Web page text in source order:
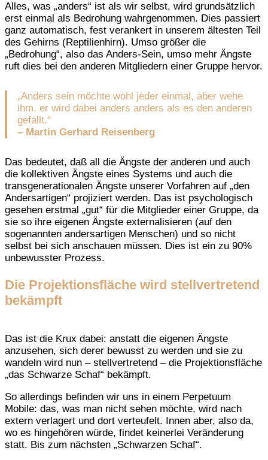
Alles, was „anders“ ist als wir selbst, wird grundsätzlich
erst einmal als Bedrohung wahrgenommen. Dies passiert
ganz automatisch, fest verankert in unserem ältesten Teil
des Gehirns (Reptilienhirn). Umso größer die
„Bedrohung“, also das Anders-Sein, umso mehr Ängste
ruft dies bei den anderen Mitgliedern einer Gruppe hervor.
„Anders sein möchte wohl jeder einmal, aber wehe
ihm, er wird dabei anders anders als es den anderen
gefällt.“
– Martin Gerhard Reisenberg
Das bedeutet, daß all die Ängste der anderen und auch
die kollektiven Ängste eines Systems und auch die
transgenerationalen Ängste unserer Vorfahren auf „den
Andersartigen“ projiziert werden. Das ist psychologisch
gesehen erstmal „gut“ für die Mitglieder einer Gruppe, da
sie so ihre eigenen Ängste externalisieren (auf den
sogenannten andersartigen Menschen) und so nicht
selbst bei sich anschauen müssen. Dies ist ein zu 90%
unbewusster Prozess.
Die Projektionsfläche wird stellvertretend
bekämpft
Das ist die Krux dabei: anstatt die eigenen Ängste
anzusehen, sich derer bewusst zu werden und sie zu
wandeln wird nun – stellvertretend – die Projektionsfläche
„das Schwarze Schaf“ bekämpft.
So allerdings befinden wir uns in einem Perpetuum
Mobile: das, was man nicht sehen möchte, wird nach
extern verlagert und dort verteufelt. Innen aber, also da,
wo es hingehören würde, findet keinerlei Veränderung
statt. Bis zum nächsten „Schwarzen Schaf“.